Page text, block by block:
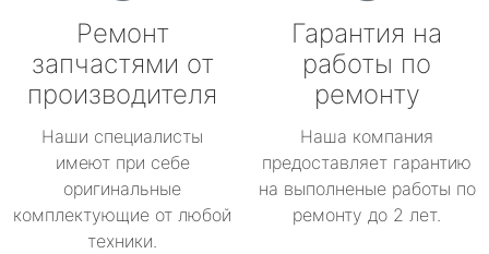
Ремонт
запчастями от
производителя
Наши специалисты
имеют при себе
оригинальные
комплектующие от любой
техники.
Гарантия на
работы по
ремонту
Наша компания
предоставляет гарантию
на выполненые работы по
ремонту до 2 лет.